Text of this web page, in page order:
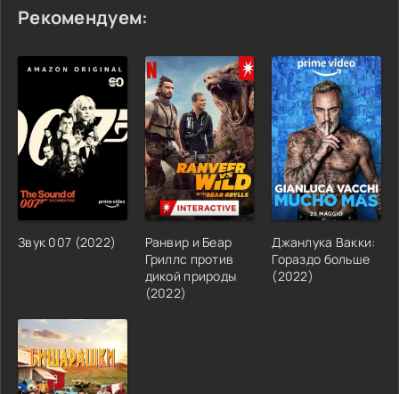
Рекомендуем:
Звук 007 (2022)
Ранвир и Беар
Гриллс против
дикой природы
(2022)
Джанлука Вакки:
Гораздо больше
(2022)